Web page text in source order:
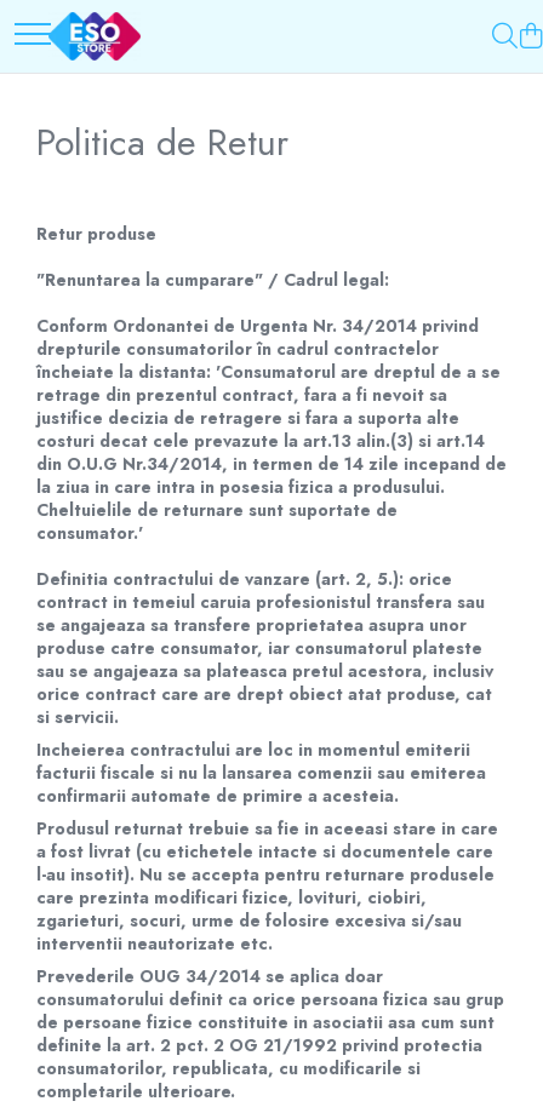
Toate Categoriile
Baterii
Powerbank-uri
Panouri solare
Generatoare
Surse de incarcare
Incarcatoare
Alimentatoare USB
Incarcatoare auto
Cabluri USB
Incarcatoare 12V / 6V AGM / VRLA
Surse de iluminat
Becuri LED
Aplice LED
Lanterne
Lampi
Kit-uri vlogging
Convertoare tensiune
Prelungitoare
Stabilizatoare tensiune
Ventilatoare
Diverse gadgeturi
Cablu coaxial
Periferice PC
Accesorii auto
Redresoare
Roboti pornire
Diverse accesorii auto
Top Categorii
Roboti pornire
Baterii Alcaline Tip AG
Acumulatori
Becuri LED
Prelungitoare
UPS-uri
Stabilizatoare tensiune
Incarcatoare auto
Cabluri USB
Baterii Zinc-Aer
Politica de Retur
Retur produse
"Renuntarea la cumparare" / Cadrul legal:
Conform Ordonantei de Urgenta Nr. 34/2014 privind
drepturile consumatorilor în cadrul contractelor
încheiate la distanta: 'Consumatorul are dreptul de a se
retrage din prezentul contract, fara a fi nevoit sa
justifice decizia de retragere si fara a suporta alte
costuri decat cele prevazute la art.13 alin.(3) si art.14
din O.U.G Nr.34/2014, in termen de 14 zile incepand de
la ziua in care intra in posesia fizica a produsului.
Cheltuielile de returnare sunt suportate de
consumator.'
Definitia contractului de vanzare (art. 2, 5.): orice
contract in temeiul caruia profesionistul transfera sau
se angajeaza sa transfere proprietatea asupra unor
produse catre consumator, iar consumatorul plateste
sau se angajeaza sa plateasca pretul acestora, inclusiv
orice contract care are drept obiect atat produse, cat
si servicii.
Incheierea contractului are loc in momentul emiterii
facturii fiscale si nu la lansarea comenzii sau emiterea
confirmarii automate de primire a acesteia.
Produsul returnat trebuie sa fie in aceeasi stare in care
a fost livrat (cu etichetele intacte si documentele care
l-au insotit). Nu se accepta pentru returnare produsele
care prezinta modificari fizice, lovituri, ciobiri,
zgarieturi, socuri, urme de folosire excesiva si/sau
interventii neautorizate etc.
Prevederile OUG 34/2014 se aplica doar
consumatorului definit ca orice persoana fizica sau grup
de persoane fizice constituite in asociatii asa cum sunt
definite la art. 2 pct. 2 OG 21/1992 privind protectia
consumatorilor, republicata, cu modificarile si
completarile ulterioare.